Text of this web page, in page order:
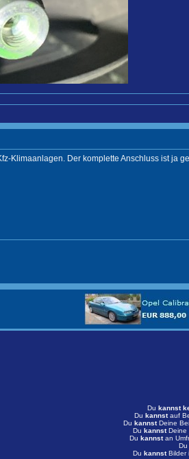
Klimaanlagen. Der komplette Anschluss ist ja
Du kannst
Du kannstauf
Du kannstDeine
Du kannstDeine
Du kannstan
Du
Du kannstBilder